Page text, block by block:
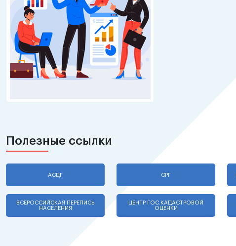
Полезные ссылки
АСДГ СРГ
ВСЕРОССИЙСКАЯ ПЕРЕПИСЬ
НАСЕЛЕНИЯ
ЦЕНТР ГОС.КАДАСТРОВОЙ
ОЦЕНКИ